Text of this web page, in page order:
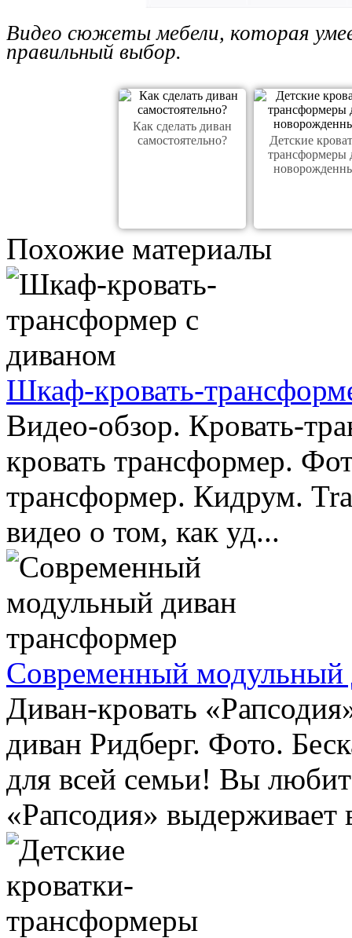
Видео сюжеты мебели, которая
правильный выбор.
Как сделать диван
самостоятельно?
Детские
трансформеры
Похожие материалы
Шкаф-кровать-
Видео-обзор. Кровать-
кровать трансформер.
трансформер. Кидрум.
видео о том, как уд...
Современный модульный
Диван-кровать
диван Ридберг. Фото.
для всей семьи! Вы
«Рапсодия» выдерживает